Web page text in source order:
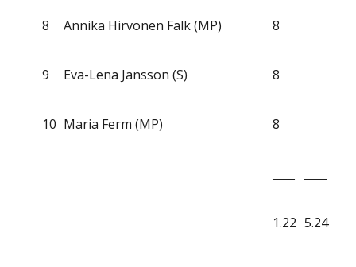
8 Annika Hirvonen Falk (MP) 8
9 Eva-Lena Jansson (S) 8
10 Maria Ferm (MP) 8
1.22 5.24